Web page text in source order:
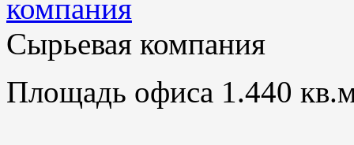
Сырьевая компания
Площадь офиса 1.440